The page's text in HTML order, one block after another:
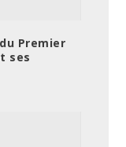
Premier
ses